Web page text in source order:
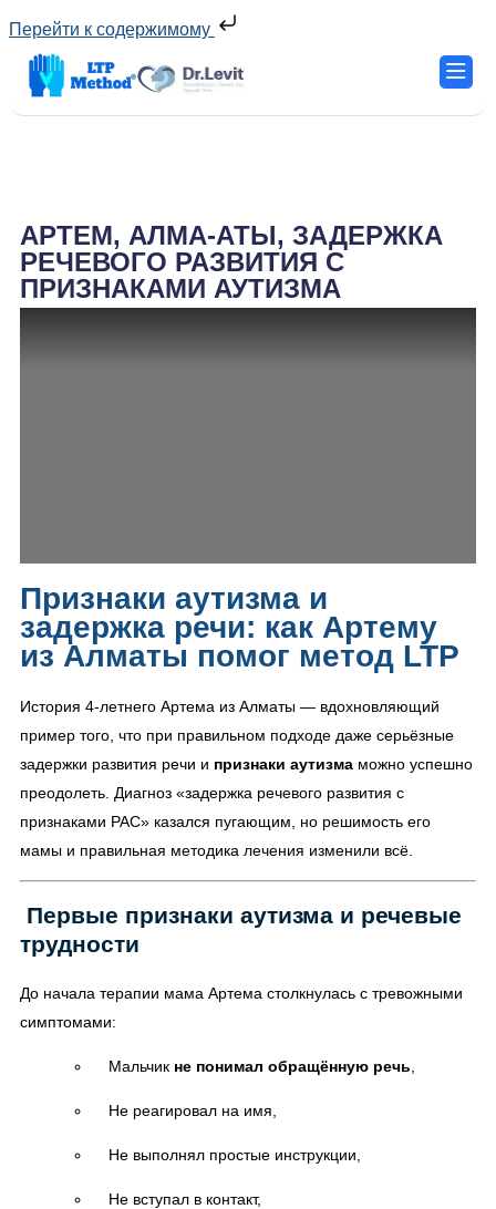
Перейти к содержимому
АРТЕМ, АЛМА-АТЫ, ЗАДЕРЖКА
РЕЧЕВОГО РАЗВИТИЯ С
ПРИЗНАКАМИ АУТИЗМА
Признаки аутизма и
задержка речи: как Артему
из Алматы помог метод LTP
История 4-летнего Артема из Алматы — вдохновляющий
пример того, что при правильном подходе даже серьёзные
задержки развития речи и признаки аутизма можно успешно
преодолеть. Диагноз «задержка речевого развития с
признаками РАС» казался пугающим, но решимость его
мамы и правильная методика лечения изменили всё.
Первые признаки аутизма и речевые
трудности
До начала терапии мама Артема столкнулась с тревожными
симптомами:
Мальчик не понимал обращённую речь
Не реагировал на имя,
Не выполнял простые инструкции,
Не вступал в контакт,